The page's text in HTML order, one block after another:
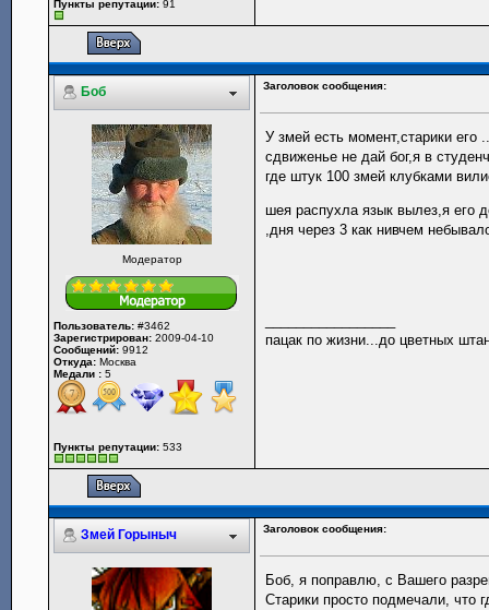
Пункты репутации: 91
Боб Заголовок сообщения:
Модератор
Пользователь: #3462
Зарегистрирован: 2009-04-10
Сообщений: 9912
Откуда: Москва
Медали : 5
Пункты репутации: 533
У змей есть момент,старики его
сдвиженье не дай бог,я в
где штук 100 змей клубками
шея распухла язык вылез,я его
,дня через 3 как нивчем
пацак по жизни...до цветных
Змей Горыныч Заголовок сообщения:
Боб, я поправлю, с Вашего
Старики просто подмечали, что